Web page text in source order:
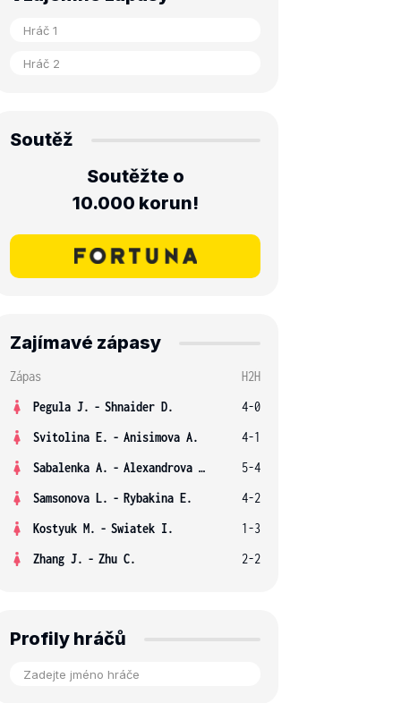
Soutěž
Soutěžte o
10.000 korun!
Zajímavé zápasy
Zápas
H2H
Pegula J. - Shnaider D.
4-0
Svitolina E. - Anisimova A.
4-1
Sabalenka A. - Alexandrova E.
5-4
Samsonova L. - Rybakina E.
4-2
Kostyuk M. - Swiatek I.
1-3
Zhang J. - Zhu C. 2-2
Profily hráčů